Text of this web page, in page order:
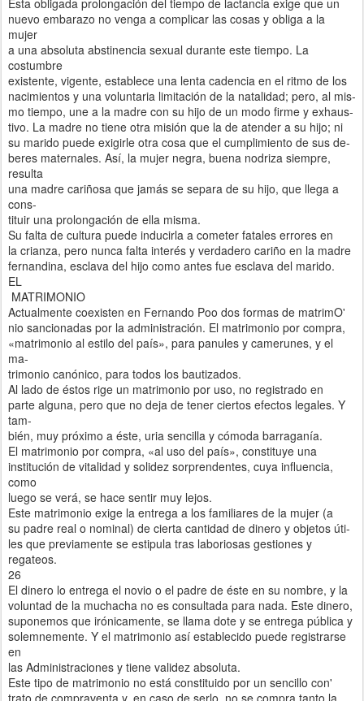
nuevo embarazo no venga a complicar las cosas y obliga a la
mujer
a una absoluta abstinencia sexual durante este tiempo. La
costumbre
existente, vigente, establece una lenta cadencia en el ritmo de los
nacimientos y una voluntaria limitación de la natalidad; pero, al mis-
mo tiempo, une a la madre con su hijo de un modo firme y exhaus-
tivo. La madre no tiene otra misión que la de atender a su hijo; ni
su marido puede exigirle otra cosa que el cumplimiento de sus de-
beres maternales. Así, la mujer negra, buena nodriza siempre,
resulta
una madre cariñosa que jamás se separa de su hijo, que llega a
cons-
tituir una prolongación de ella misma.
Su falta de cultura puede inducirla a cometer fatales errores en
la crianza, pero nunca falta interés y verdadero cariño en la madre
fernandina, esclava del hijo como antes fue esclava del marido.
EL
MATRIMONIO
Actualmente coexisten en Fernando Poo dos formas de matrimO'
nio sancionadas por la administración. El matrimonio por compra,
«matrimonio al estilo del país», para panules y camerunes, y el
ma-
trimonio canónico, para todos los bautizados.
Al lado de éstos rige un matrimonio por uso, no registrado en
parte alguna, pero que no deja de tener ciertos efectos legales. Y
tam-
bién, muy próximo a éste, uria sencilla y cómoda barraganía.
El matrimonio por compra, «al uso del país», constituye una
institución de vitalidad y solidez sorprendentes, cuya influencia,
como
luego se verá, se hace sentir muy lejos.
Este matrimonio exige la entrega a los familiares de la mujer (a
su padre real o nominal) de cierta cantidad de dinero y objetos úti-
les que previamente se estipula tras laboriosas gestiones y
regateos.
26
El dinero lo entrega el novio o el padre de éste en su nombre, y la
voluntad de la muchacha no es consultada para nada. Este dinero,
suponemos que irónicamente, se llama dote y se entrega pública y
solemnemente. Y el matrimonio así establecido puede registrarse
en
las Administraciones y tiene validez absoluta.
Este tipo de matrimonio no está constituido por un sencillo con'
trato de compraventa y, en caso de serlo, no se compra tanto la